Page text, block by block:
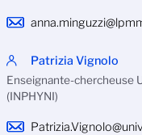
Patrizia Vignolo
Enseignante-chercheuse
(INPHYNI)